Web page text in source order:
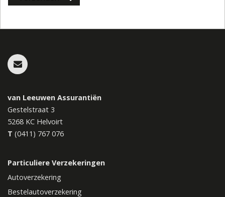
van Leeuwen Assurantiën
Gestelstraat 3
5268 KC Helvoirt
T (0411) 767 076
Particuliere Verzekeringen
Autoverzekering
Bestelautoverzekering